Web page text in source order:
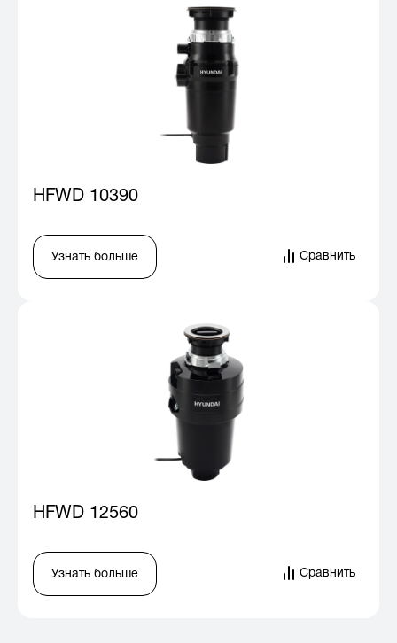
HFWD 10390
Узнать больше Сравнить
HFWD 12560
Узнать больше Сравнить